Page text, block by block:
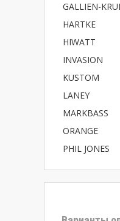
GALLIEN-
HARTKE
HIWATT
INVASION
KUSTOM
LANEY
MARKBASS
ORANGE
PHIL JONES